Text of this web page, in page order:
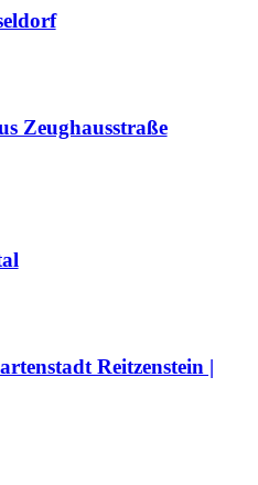
Zeughausstraße
Reitzenstein |